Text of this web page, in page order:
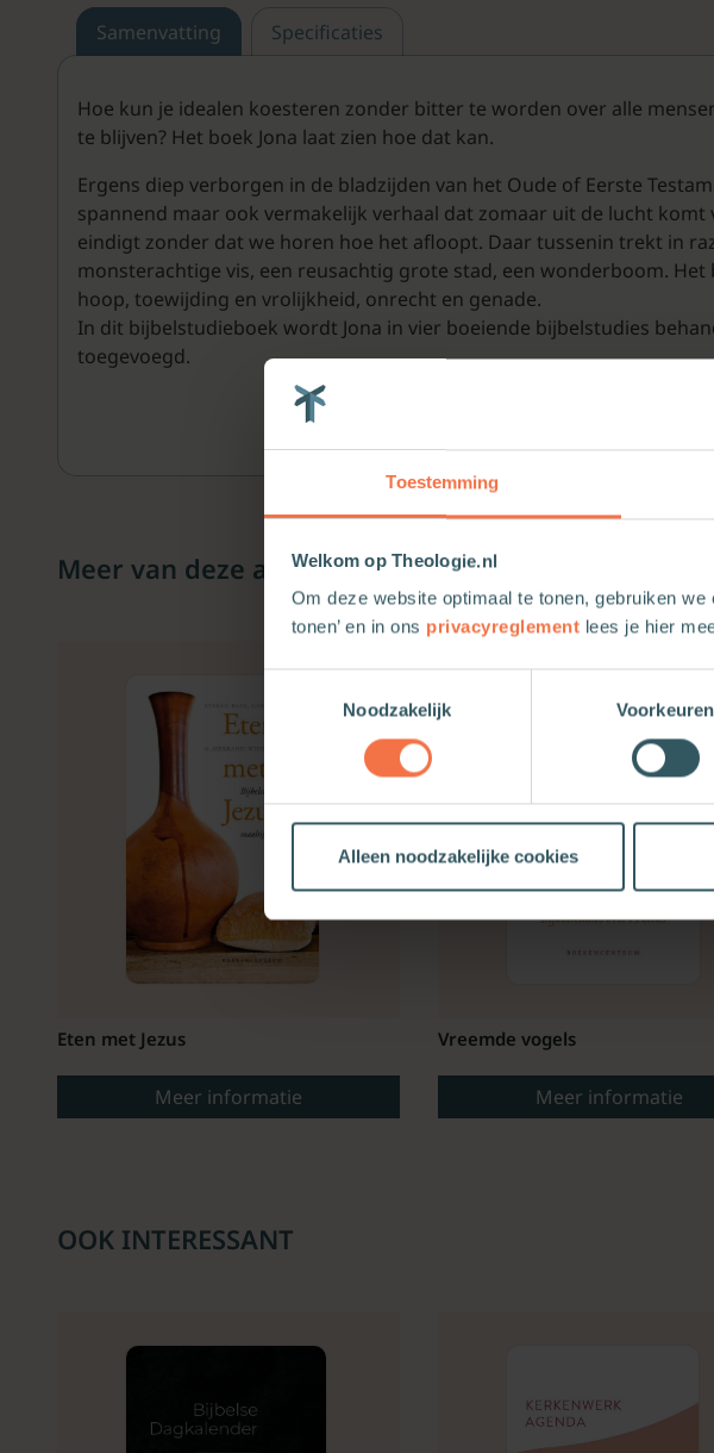
Toestemming
Welkom op Theologie.nl
Om deze website optimaal te tonen, gebruiken
tonen’ en in ons privacyreglement lees je hier
Noodzakelijk
Voorkeuren
Alleen noodzakelijke cookies
Samenvatting Specificaties
Hoe kun je idealen koesteren zonder bitter te worden over alle
te blijven? Het boek Jona laat zien hoe dat kan.
Ergens diep verborgen in de bladzijden van het Oude of Eerste
spannend maar ook vermakelijk verhaal dat zomaar uit de lucht
eindigt zonder dat we horen hoe het afloopt. Daar tussenin trekt in
monsterachtige vis, een reusachtig grote stad, een wonderboom.
hoop, toewijding en vrolijkheid, onrecht en genade.
In dit bijbelstudieboek wordt Jona in vier boeiende bijbelstudies
toegevoegd.
Meer van deze auteur
Eten met Jezus
Meer informatie
Vreemde vogels
Meer informatie
OOK INTERESSANT